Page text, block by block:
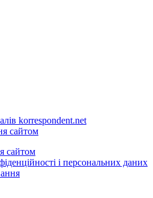
korrespondent.net
сайтом
сайтом
і персональних даних